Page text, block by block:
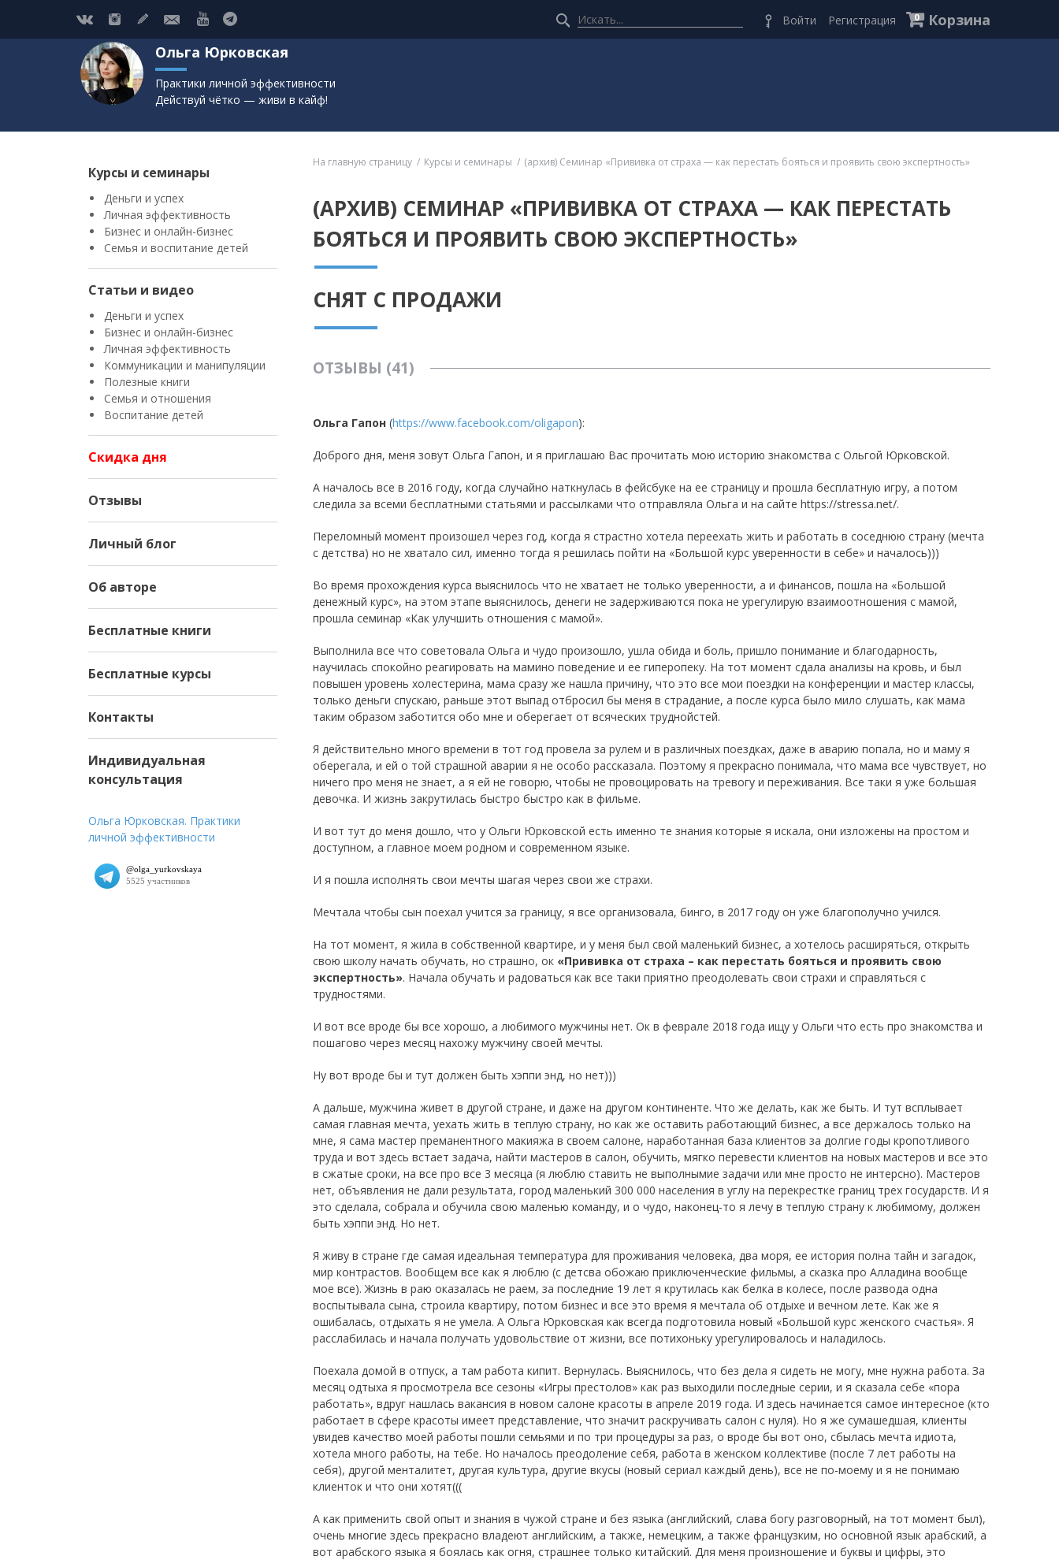
Войти Регистрация 0
Корзина
Ольга Юрковская
Практики личной эффективности
Действуй чётко — живи в кайф!
Курсы и семинары
Деньги и успех
Личная эффективность
Бизнес и онлайн-бизнес
Семья и воспитание детей
Статьи и видео
Деньги и успех
Бизнес и онлайн-бизнес
Личная эффективность
Коммуникации и манипуляции
Полезные книги
Семья и отношения
Воспитание детей
Скидка дня
Отзывы
Личный блог
Об авторе
Бесплатные книги
Бесплатные курсы
Контакты
Индивидуальная
консультация
Ольга Юрковская. Практики
личной эффективности
На главную страницу Курсы и семинары (архив) Семинар «Прививка от страха — как перестать бояться и проявить свою экспертность»
(АРХИВ) СЕМИНАР «ПРИВИВКА ОТ СТРАХА — КАК ПЕРЕСТАТЬ
БОЯТЬСЯ И ПРОЯВИТЬ СВОЮ ЭКСПЕРТНОСТЬ»
СНЯТ С ПРОДАЖИ
ОТЗЫВЫ (41)
Ольга Гапон (https://www.facebook.com/oligapon):
Доброго дня, меня зовут Ольга Гапон, и я приглашаю Вас прочитать мою историю знакомства с Ольгой Юрковской.
А началось все в 2016 году, когда случайно наткнулась в фейсбуке на ее страницу и прошла бесплатную игру, а потом
следила за всеми бесплатными статьями и рассылками что отправляла Ольга и на сайте https://stressa.net/.
Переломный момент произошел через год, когда я страстно хотела переехать жить и работать в соседнюю страну (мечта
с детства) но не хватало сил, именно тогда я решилась пойти на «Большой курс уверенности в себе» и началось)))
Во время прохождения курса выяснилось что не хватает не только уверенности, а и финансов, пошла на «Большой
денежный курс», на этом этапе выяснилось, денеги не задерживаются пока не урегулирую взаимоотношения с мамой,
прошла семинар «Как улучшить отношения с мамой».
Выполнила все что советовала Ольга и чудо произошло, ушла обида и боль, пришло понимание и благодарность,
научилась спокойно реагировать на мамино поведение и ее гиперопеку. На тот момент сдала анализы на кровь, и был
повышен уровень холестерина, мама сразу же нашла причину, что это все мои поездки на конференции и мастер классы,
только деньги спускаю, раньше этот выпад отбросил бы меня в страдание, а после курса было мило слушать, как мама
таким образом заботится обо мне и оберегает от всяческих труднойстей.
Я действительно много времени в тот год провела за рулем и в различных поездках, даже в аварию попала, но и маму я
оберегала, и ей о той страшной аварии я не особо рассказала. Поэтому я прекрасно понимала, что мама все чувствует, но
ничего про меня не знает, а я ей не говорю, чтобы не провоцировать на тревогу и переживания. Все таки я уже большая
девочка. И жизнь закрутилась быстро быстро как в фильме.
И вот тут до меня дошло, что у Ольги Юрковской есть именно те знания которые я искала, они изложены на простом и
доступном, а главное моем родном и современном языке.
И я пошла исполнять свои мечты шагая через свои же страхи.
Мечтала чтобы сын поехал учится за границу, я все организовала, бинго, в 2017 году он уже благополучно учился.
На тот момент, я жила в собственной квартире, и у меня был свой маленький бизнес, а хотелось расширяться, открыть
свою школу начать обучать, но страшно, ок «Прививка от страха – как перестать бояться и проявить свою
экспертность». Начала обучать и радоваться как все таки приятно преодолевать свои страхи и справляться с
трудностями.
И вот все вроде бы все хорошо, а любимого мужчины нет. Ок в феврале 2018 года ищу у Ольги что есть про знакомства и
пошагово через месяц нахожу мужчину своей мечты.
Ну вот вроде бы и тут должен быть хэппи энд, но нет)))
А дальше, мужчина живет в другой стране, и даже на другом континенте. Что же делать, как же быть. И тут всплывает
самая главная мечта, уехать жить в теплую страну, но как же оставить работающий бизнес, а все держалось только на
мне, я сама мастер преманентного макияжа в своем салоне, наработанная база клиентов за долгие годы кропотливого
труда и вот здесь встает задача, найти мастеров в салон, обучить, мягко перевести клиентов на новых мастеров и все это
в сжатые сроки, на все про все 3 месяца (я люблю ставить не выполнымие задачи или мне просто не интерсно). Мастеров
нет, объявления не дали результата, город маленький 300 000 населения в углу на перекрестке границ трех государств. И я
это сделала, собрала и обучила свою маленью команду, и о чудо, наконец-то я лечу в теплую страну к любимому, должен
быть хэппи энд. Но нет.
Я живу в стране где самая идеальная температура для проживания человека, два моря, ее история полна тайн и загадок,
мир контрастов. Вообщем все как я люблю (с детсва обожаю приключенческие фильмы, а сказка про Алладина вообще
мое все). Жизнь в раю оказалась не раем, за последние 19 лет я крутилась как белка в колесе, после развода одна
воспытывала сына, строила квартиру, потом бизнес и все это время я мечтала об отдыхе и вечном лете. Как же я
ошибалась, отдыхать я не умела. А Ольга Юрковская как всегда подготовила новый «Большой курс женского счастья». Я
расслабилась и начала получать удовольствие от жизни, все потихоньку урегулировалось и наладилось.
Поехала домой в отпуск, а там работа кипит. Вернулась. Выяснилось, что без дела я сидеть не могу, мне нужна работа. За
месяц одтыха я просмотрела все сезоны «Игры престолов» как раз выходили последные серии, и я сказала себе «пора
работать», вдруг нашлась вакансия в новом салоне красоты в апреле 2019 года. И здесь начинается самое интересное (кто
работает в сфере красоты имеет представление, что значит раскручивать салон с нуля). Но я же сумашедшая, клиенты
увидев качество моей работы пошли семьями и по три процедуры за раз, о вроде бы вот оно, сбылась мечта идиота,
хотела много работы, на тебе. Но началось преодоление себя, работа в женском коллективе (после 7 лет работы на
себя), другой менталитет, другая культура, другие вкусы (новый сериал каждый день), все не по-моему и я не понимаю
клиенток и что они хотят(((
А как применить свой опыт и знания в чужой стране и без языка (английский, слава богу разговорный, на тот момент был),
очень многие здесь прекрасно владеют английским, а также, немецким, а также французким, но основной язык арабский, а
вот арабского языка я боялась как огня, страшнее только китайский. Для меня произношение и буквы и цифры, это